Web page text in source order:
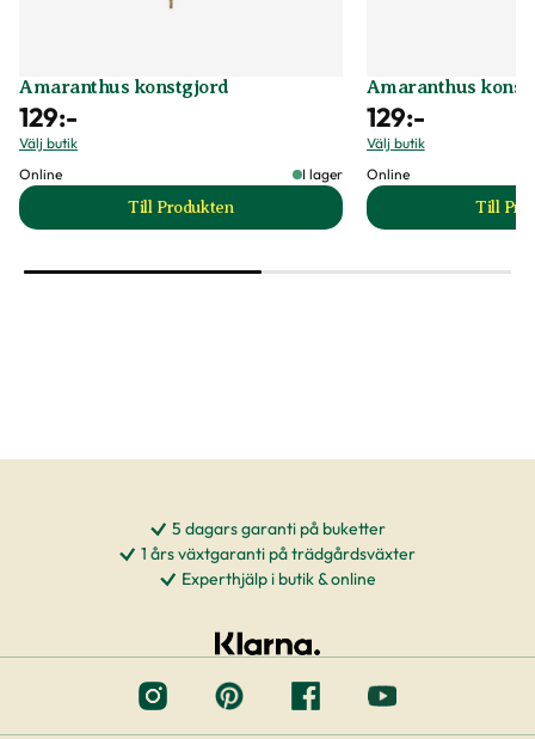
Amaranthus konstgjord
129:-
Välj butik
Online
I lager
Till Produkten
till Amaranthus konstgjord produktsida
Amaranthus
129:-
Välj butik
Online
Till
5 dagars garanti på buketter
1 års växtgaranti på trädgårdsväxter
Experthjälp i butik & online